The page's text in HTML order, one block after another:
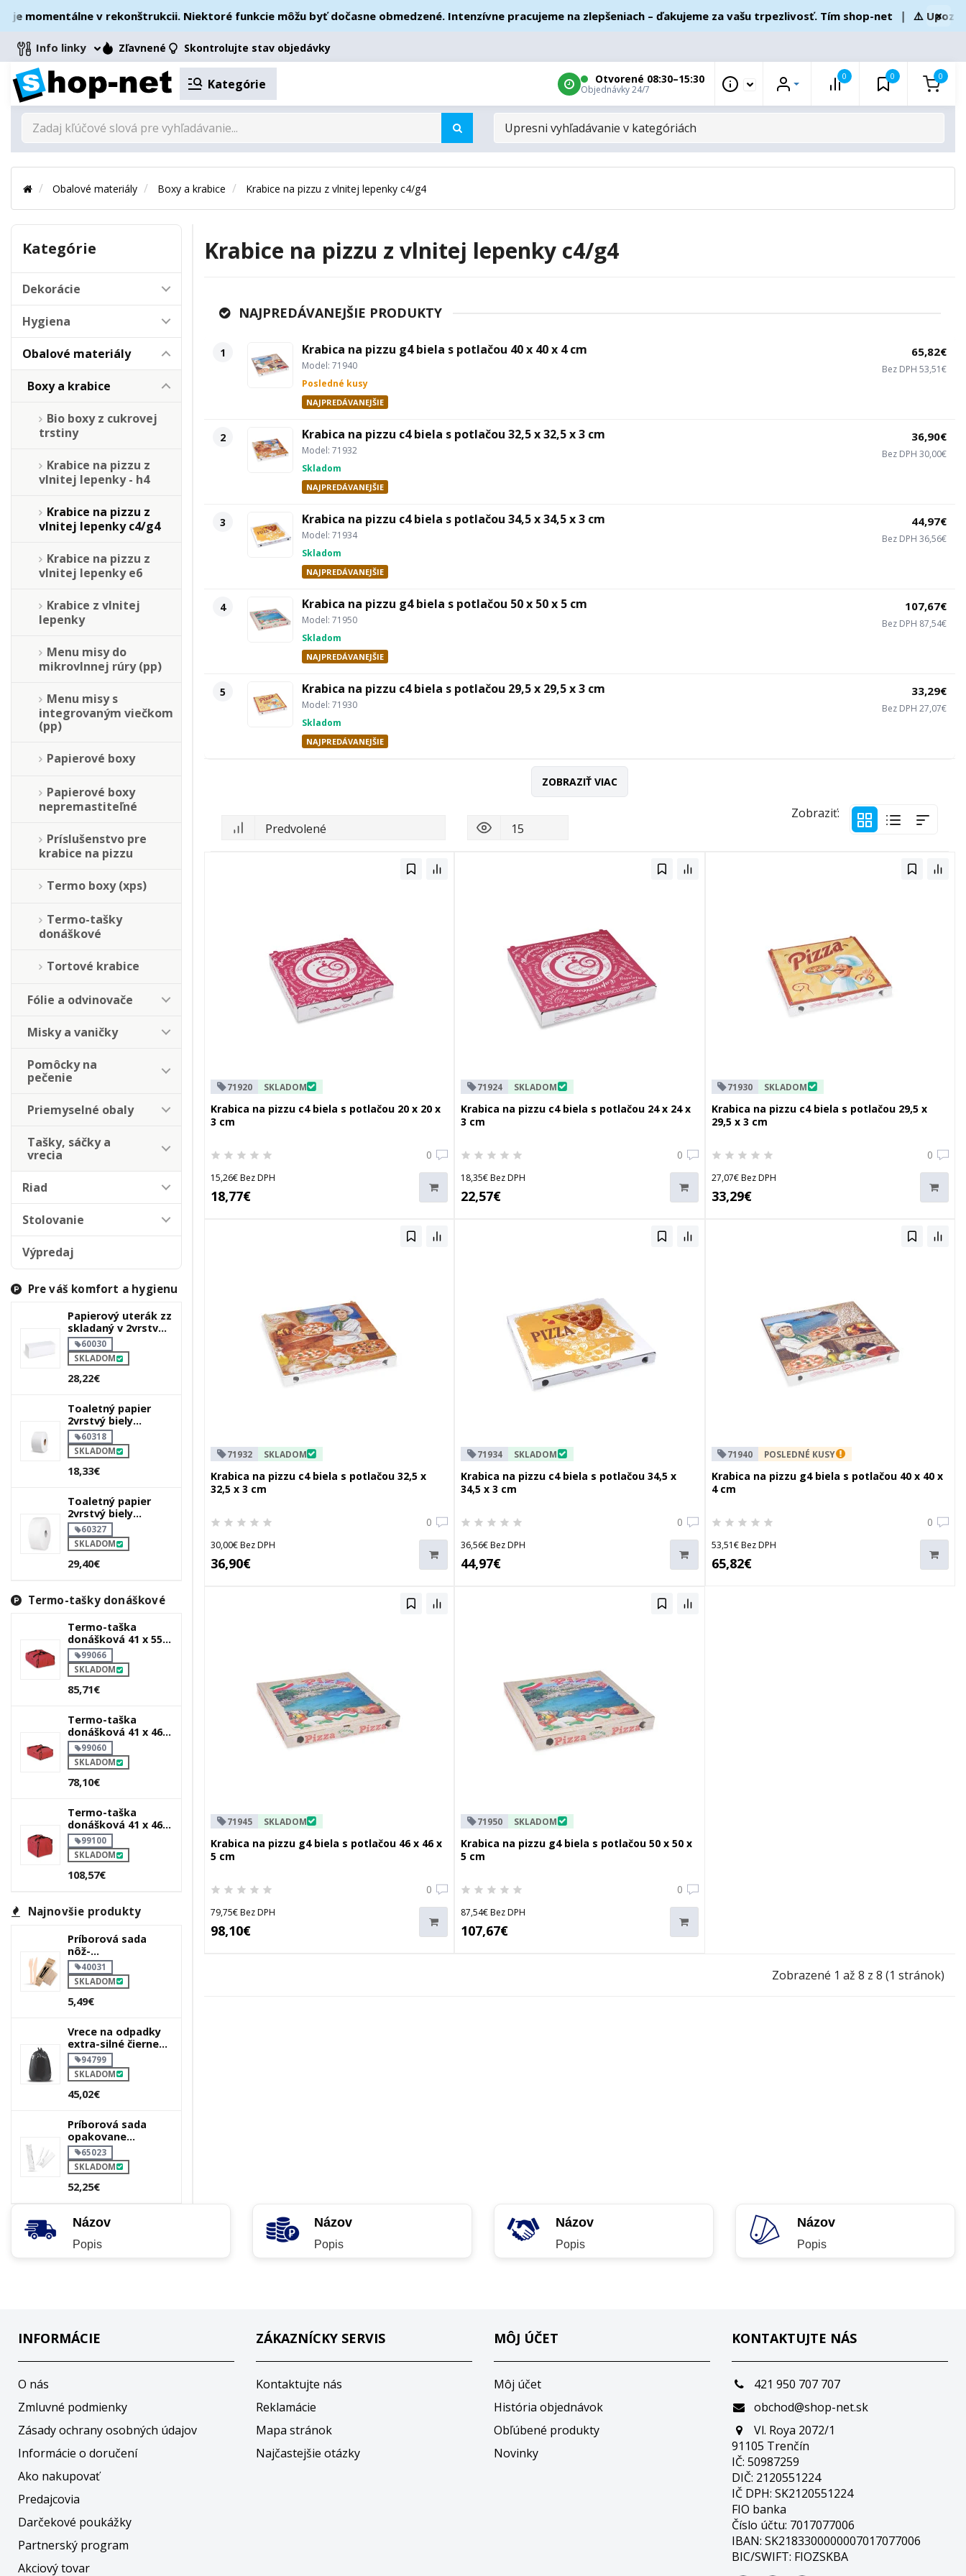
v rekonštrukcii. Niektoré funkcie môžu byť dočasne obmedzené. Intenzívne pracujeme na zlepšeniach – ďakujeme za vašu trpezlivosť. Tím shop-net❘⚠️ ×
Info linky Zľavnené Skontrolujte stav objedávky
Kategórie Otvorené 08:30–15:30
Objednávky 24/7
0 0 0
UPRESNI
VYHĽADÁVANIE
Obalové materiály Boxy a krabice Krabice na pizzu z vlnitej lepenky c4/g4
Kategórie
Dekorácie
Hygiena
Obalové materiály
Boxy a krabice
Bio boxy z cukrovej
trstiny
Krabice na pizzu z
vlnitej lepenky - h4
Krabice na pizzu z
vlnitej lepenky c4/g4
Krabice na pizzu z
vlnitej lepenky e6
Krabice z vlnitej
lepenky
Menu misy do
mikrovlnnej rúry (pp)
Menu misy s
integrovaným viečkom
(pp)
Papierové boxy
Papierové boxy
nepremastiteľné
Príslušenstvo pre
krabice na pizzu
Termo boxy (xps)
Termo-tašky
donáškové
Tortové krabice
Fólie a odvinovače
Misky a vaničky
Pomôcky na
pečenie
Priemyselné obaly
Tašky, sáčky a
vrecia
Riad
Stolovanie
Výpredaj
Pre váš komfort a hygienu
Papierový uterák zz
skladaný v 2vrstvý
biely 23 x 21 cm
60030
SKLADOM
28,22€
Toaletný papier
2vrstvý biely
`jumbo` ø18cm
100m 445 útržkov
60318
SKLADOM
18,33€
Toaletný papier
2vrstvý biely
`jumbo` ø27cm
340m 1515 útržkov
60327
SKLADOM
29,40€
Termo-tašky donáškové
Termo-taška
donášková 41 x 55 x
18 cm `typ 6 plus`
99066
SKLADOM
85,71€
Termo-taška
donášková 41 x 46 x
18 cm `typ 6`
99060
SKLADOM
78,10€
Termo-taška
donášková 41 x 46 x
36 cm `typ 10`
99100
SKLADOM
108,57€
Najnovšie produkty
Príborová sada
nôž-
vidlička+obrúsok
40031
SKLADOM
5,49€
Vrece na odpadky
extra-silné čierne
70 x 110 cm 120l
94799
SKLADOM
45,02€
Príborová sada
opakovane
použiteľná nôž-
vidlička+obrúsok
biela
65023
SKLADOM
52,25€
Krabice na pizzu z vlnitej lepenky c4/g4
NAJPREDÁVANEJŠIE PRODUKTY
1 Krabica na pizzu g4 biela s potlačou 40 x 40 x 4 cm
Model: 71940
Posledné kusy
NAJPREDÁVANEJŠIE
65,82€
Bez DPH 53,51€
2 Krabica na pizzu c4 biela s potlačou 32,5 x 32,5 x 3 cm
Model: 71932
Skladom
NAJPREDÁVANEJŠIE
36,90€
Bez DPH 30,00€
3 Krabica na pizzu c4 biela s potlačou 34,5 x 34,5 x 3 cm
Model: 71934
Skladom
NAJPREDÁVANEJŠIE
44,97€
Bez DPH 36,56€
4 Krabica na pizzu g4 biela s potlačou 50 x 50 x 5 cm
Model: 71950
Skladom
NAJPREDÁVANEJŠIE
107,67€
Bez DPH 87,54€
5 Krabica na pizzu c4 biela s potlačou 29,5 x 29,5 x 3 cm
Model: 71930
Skladom
NAJPREDÁVANEJŠIE
33,29€
Bez DPH 27,07€
Zobraziť:
71920 SKLADOM
Krabica na pizzu c4 biela s potlačou 20 x 20 x
3 cm
0
15,26€ Bez DPH
18,77€
71924 SKLADOM
Krabica na pizzu c4 biela s potlačou 24 x 24 x
3 cm
0
18,35€ Bez DPH
22,57€
71930 SKLADOM
Krabica na pizzu c4 biela s potlačou 29,5 x
29,5 x 3 cm
0
27,07€ Bez DPH
33,29€
71932 SKLADOM
Krabica na pizzu c4 biela s potlačou 32,5 x
32,5 x 3 cm
0
30,00€ Bez DPH
36,90€
71934 SKLADOM
Krabica na pizzu c4 biela s potlačou 34,5 x
34,5 x 3 cm
0
36,56€ Bez DPH
44,97€
71940 POSLEDNÉ KUSY
Krabica na pizzu g4 biela s potlačou 40 x 40 x
4 cm
0
53,51€ Bez DPH
65,82€
71945 SKLADOM
Krabica na pizzu g4 biela s potlačou 46 x 46 x
5 cm
0
79,75€ Bez DPH
98,10€
71950 SKLADOM
Krabica na pizzu g4 biela s potlačou 50 x 50 x
5 cm
0
87,54€ Bez DPH
107,67€
Zobrazené 1 až 8 z 8 (1 stránok)
Názov
Popis
Názov
Popis
Názov
Popis
Názov
Popis
INFORMÁCIE
O nás
Zmluvné podmienky
Zásady ochrany osobných údajov
Informácie o doručení
Ako nakupovať
Predajcovia
Darčekové poukážky
Partnerský program
Akciový tovar
ZÁKAZNÍCKY SERVIS
Kontaktujte nás
Reklamácie
Mapa stránok
Najčastejšie otázky
MÔJ ÚČET
Môj účet
História objednávok
Obľúbené produkty
Novinky
KONTAKTUJTE NÁS
421 950 707 707
obchod@shop-net.sk
Vl. Roya 2072/1
91105 Trenčín
IČ: 50987259
DIČ: 2120551224
IČ DPH: SK2120551224
FIO banka
Číslo účtu: 7017077006
IBAN: SK2183300000007017077006
BIC/SWIFT: FIOZSKBA